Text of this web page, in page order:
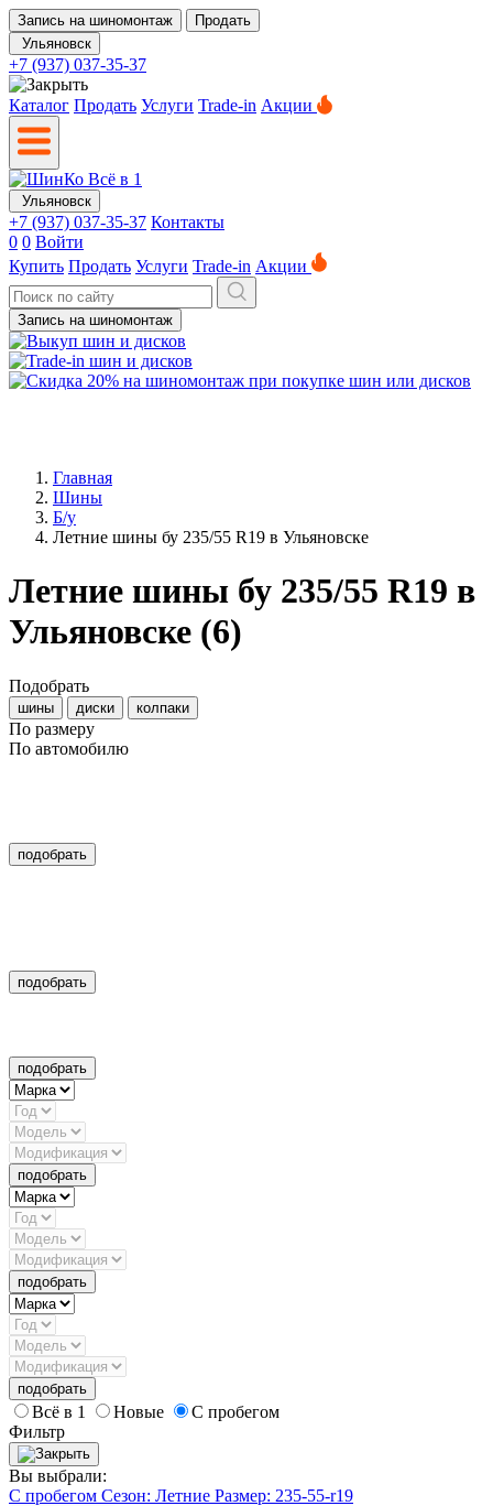
Запись на шиномонтаж
Продать
Ульяновск
+7 (937) 037-35-37
Каталог Продать Услуги Trade-in Акции
Ульяновск
+7 (937) 037-35-37 Контакты
0 0 Войти
Купить Продать Услуги Trade-in Акции
Запись на шиномонтаж
Главная
Шины
Б/у
Летние шины бу 235/55 R19 в Ульяновске
Летние шины бу 235/55 R19 в
Ульяновске (6)
Подобрать
шины диски колпаки
По размеру
По автомобилю
подобрать
подобрать
подобрать
подобрать
подобрать
подобрать
Всё в 1 Новые
С пробегом
Фильтр
Вы выбрали:
С пробегом Сезон: Летние Размер: 235-55-r19